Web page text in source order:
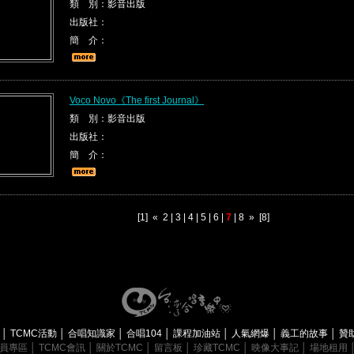
類 別：影音出版
出版社：
簡 介：
Voco Novo《The first Journal》
類 別：影音出版
出版社：
簡 介：
[1] « 2 | 3| 4| 5| 6 | 7| 8 » [8]
TCMC活動 合唱知識家 合唱104 課程加油站 人氣網爆 義工的故事 贊
專區
TCMC會訊 關於TCMC 留言板 珍藏TCMC 映像大事記 場地租用